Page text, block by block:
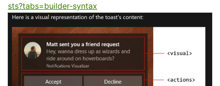
sts?tabs=builder-syntax